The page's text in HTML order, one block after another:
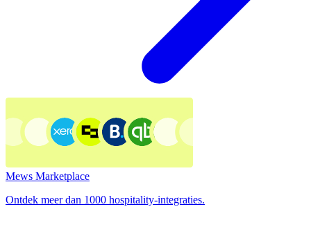
Mews Marketplace
Ontdek meer dan 1000 hospitality-integraties.